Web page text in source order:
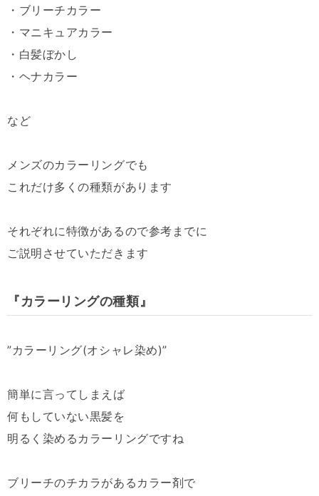
・ブリーチカラー
・マニキュアカラー
・白髪ぼかし
・ヘナカラー
など
メンズのカラーリングでも
これだけ多くの種類があります
それぞれに特徴があるので参考までに
ご説明させていただきます
『カラーリングの種類』
”カラーリング(オシャレ染め)”
簡単に言ってしまえば
何もしていない黒髪を
明るく染めるカラーリングですね
ブリーチのチカラがあるカラー剤で